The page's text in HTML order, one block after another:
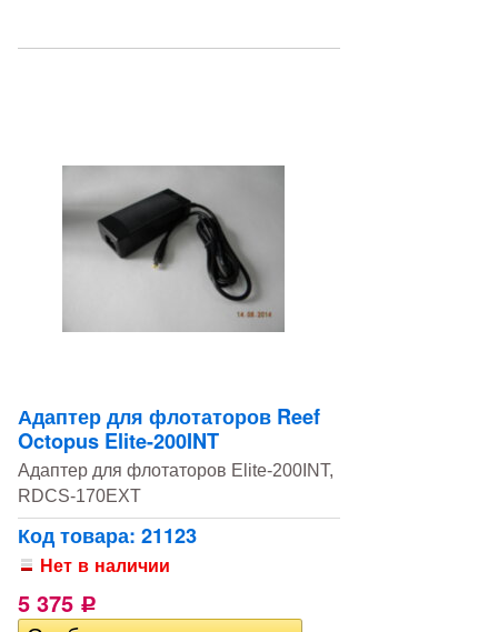
Адаптер для флотаторов Reef
Octopus Elite-200INT
Адаптер для флотаторов Elite-200INT,
RDCS-170EXT
Код товара: 21123
Нет в наличии
5 375 Р